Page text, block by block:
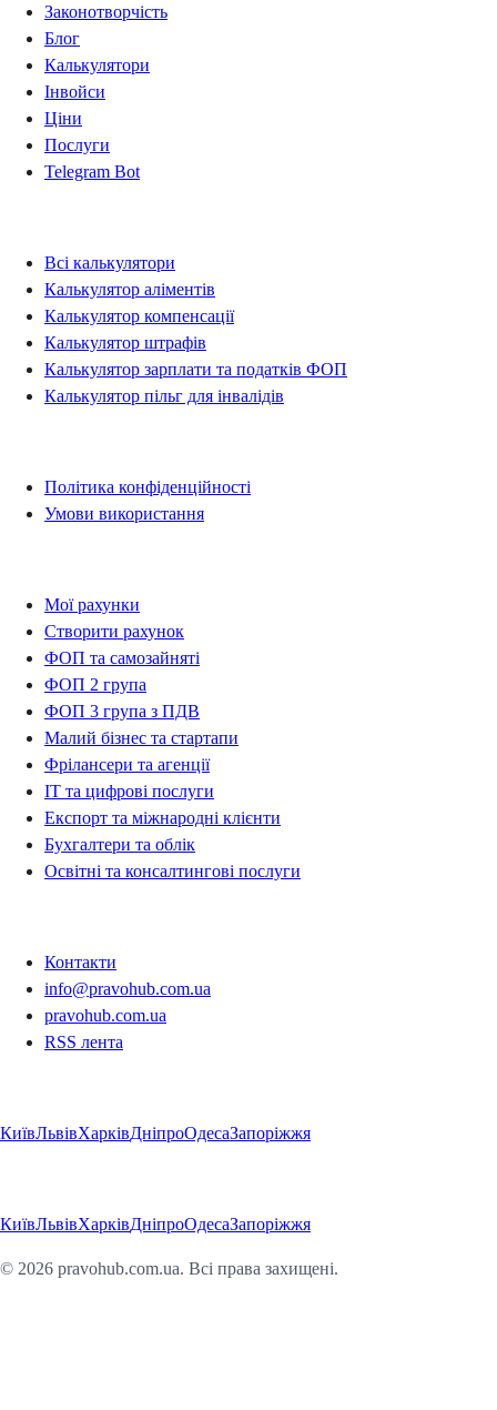
Законотворчість
Блог
Калькулятори
Інвойси
Ціни
Послуги
Telegram Bot
Всі калькулятори
Калькулятор аліментів
Калькулятор компенсації
Калькулятор штрафів
Калькулятор зарплати та податків ФОП
Калькулятор пільг для інвалідів
Політика конфіденційності
Умови використання
Мої рахунки
Створити рахунок
ФОП та самозайняті
ФОП 2 група
ФОП 3 група з ПДВ
Малий бізнес та стартапи
Фрілансери та агенції
IT та цифрові послуги
Експорт та міжнародні клієнти
Бухгалтери та облік
Освітні та консалтингові послуги
Контакти
info@pravohub.com.ua
pravohub.com.ua
RSS лента
КиївЛьвівХарківДніпроОдесаЗапоріжжя
КиївЛьвівХарківДніпроОдесаЗапоріжжя
© 2026 pravohub.com.ua. Всі права захищені.